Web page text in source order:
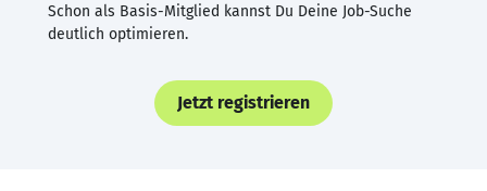
Schon als Basis-Mitglied kannst Du Deine Job-Suche
deutlich optimieren.
Jetzt registrieren